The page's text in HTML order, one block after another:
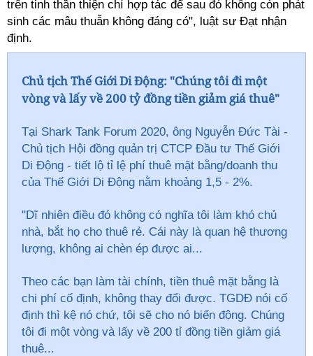
trên tinh thần thiện chí hợp tác để sau đó không còn phát
sinh các mâu thuẫn không đáng có", luật sư Đạt nhận
định.
Chủ tịch Thế Giới Di Động: "Chúng tôi đi một
vòng và lấy về 200 tỷ đồng tiền giảm giá thuê"
Tại Shark Tank Forum 2020, ông Nguyễn Đức Tài -
Chủ tịch Hội đồng quản trị CTCP Đầu tư Thế Giới
Di Động - tiết lộ tỉ lệ phí thuê mặt bằng/doanh thu
của Thế Giới Di Động nằm khoảng 1,5 - 2%.
"Dĩ nhiên điều đó không có nghĩa tôi làm khó chủ
nhà, bắt họ cho thuê rẻ. Cái này là quan hệ thương
lượng, không ai chèn ép được ai...
Theo các bạn làm tài chính, tiền thuê mặt bằng là
chi phí cố định, không thay đổi được. TGDĐ nói cố
định thì kệ nó chứ, tôi sẽ cho nó biến động. Chúng
tôi đi một vòng và lấy về 200 tỉ đồng tiền giảm giá
thuê...